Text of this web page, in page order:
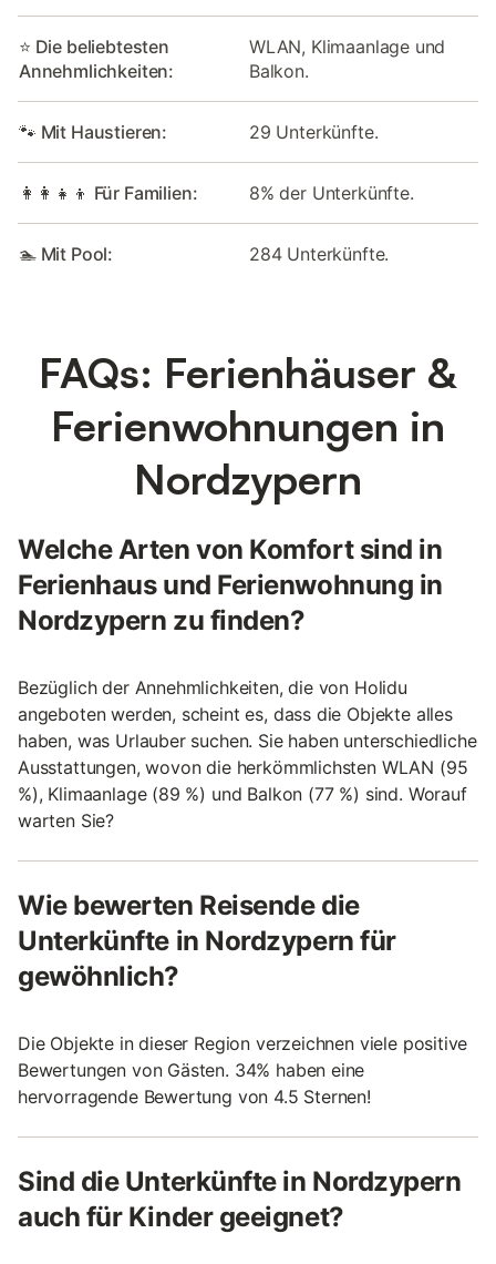
⭐ Die beliebtesten
Annehmlichkeiten:
WLAN, Klimaanlage und
Balkon.
🐾 Mit Haustieren: 29 Unterkünfte.
👩‍👩‍👧‍👦 Für Familien: 8% der Unterkünfte.
🏊 Mit Pool: 284 Unterkünfte.
FAQs: Ferienhäuser &
Ferienwohnungen in
Nordzypern
Welche Arten von Komfort sind in
Ferienhaus und Ferienwohnung in
Nordzypern zu finden?
Bezüglich der Annehmlichkeiten, die von Holidu
angeboten werden, scheint es, dass die Objekte alles
haben, was Urlauber suchen. Sie haben unterschiedliche
Ausstattungen, wovon die herkömmlichsten WLAN (95
%), Klimaanlage (89 %) und Balkon (77 %) sind. Worauf
warten Sie?
Wie bewerten Reisende die
Unterkünfte in Nordzypern für
gewöhnlich?
Die Objekte in dieser Region verzeichnen viele positive
Bewertungen von Gästen. 34% haben eine
hervorragende Bewertung von 4.5 Sternen!
Sind die Unterkünfte in Nordzypern
auch für Kinder geeignet?